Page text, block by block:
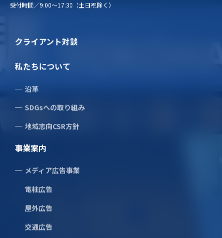
受付時間／9:00〜17:30（土日祝除く）
クライアント対談
私たちについて
沿革
SDGsへの取り組み
地域志向CSR方針
事業案内
メディア広告事業
電柱広告
屋外広告
交通広告
神奈川県横浜市中区常盤町2-19
045-681-2831